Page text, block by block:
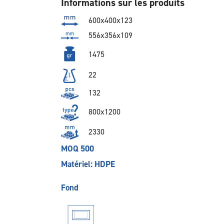
600x400x123
556x356x109
1475
22
132
800x1200
2330
MOQ 500
Matériel: HDPE
Fond